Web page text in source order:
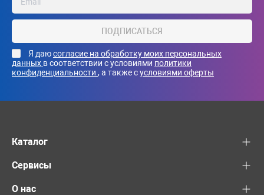
ПОДПИСАТЬСЯ
Я даюсогласие на обработку моих персональных
данных в соответствии с условиями политики
конфиденциальности , а также сусловиями оферты
Каталог
Сервисы
О нас